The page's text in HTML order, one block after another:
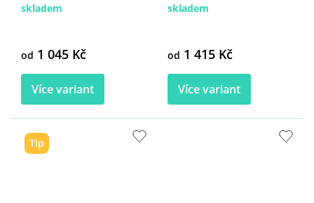
skladem
od 1 045 Kč
Více variant
skladem
od 1 415 Kč
Více variant
Tip